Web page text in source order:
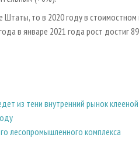
Штаты, то в 2020 году в
в январе 2021 года рост достиг
из тени внутренний рынок
лесопромышленного комплекса